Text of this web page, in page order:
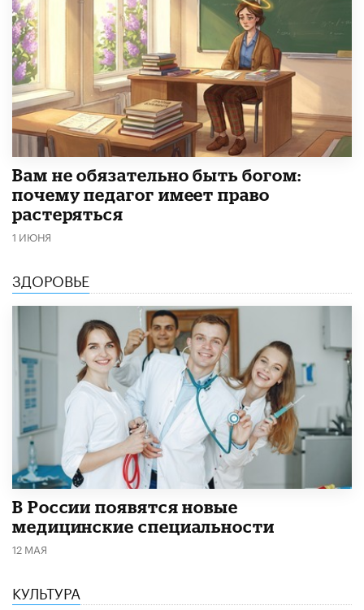
​Вам не обязательно быть богом:
почему педагог имеет право
растеряться
1 ИЮНЯ
ЗДОРОВЬЕ
В России появятся новые
медицинские специальности
12 МАЯ
КУЛЬТУРА